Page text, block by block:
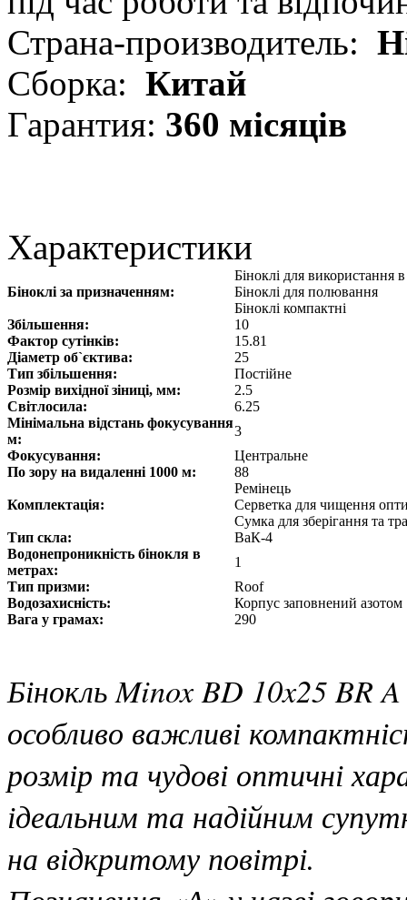
Страна-производитель:
Сборка: Китай
Гарантия: 360 місяців
Характеристики
Біноклі за призначенням:
Біноклі для використання
Біноклі для полювання
Біноклі компактні
Збільшення:
10
Фактор сутінків:
15.81
Діаметр об`єктива:
25
Тип збільшення:
Постійне
Розмір вихідної зіниці, мм:
2.5
Світлосила:
6.25
Мінімальна відстань фокусування
м:
3
Фокусування:
Центральне
По зору на видаленні 1000 м:
88
Комплектація:
Ремінець
Серветка для чищення
Сумка для зберігання та
Тип скла:
ВаК-4
Водонепроникність бінокля в
метрах:
1
Тип призми:
Roof
Водозахисність:
Корпус заповнений азотом
Вага у грамах:
290
Бінокль Minox BD 10x25 BR
особливо важливі
розмір та чудові оптичні
ідеальним та надійним
на відкритому повітрі.